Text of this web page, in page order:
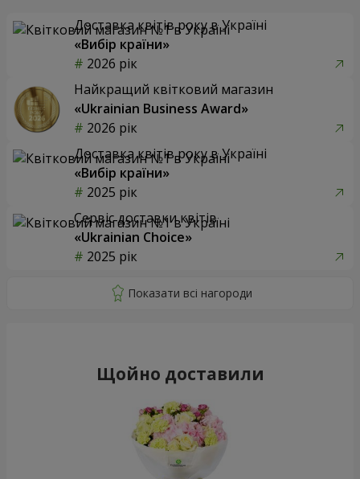
Доставка квітів року в Україні
«Вибір країни»
2026 рік
Найкращий квітковий магазин
«Ukrainian Business Award»
2026 рік
Доставка квітів року в Україні
«Вибір країни»
2025 рік
Сервіс доставки квітів
«Ukrainian Choice»
2025 рік
Щойно доставили